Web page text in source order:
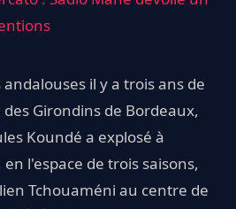
il y a trois ans de
Girondins de Bordeaux,
Koundé a explosé à
en l'espace de trois saisons,
Tchouaméni au centre de